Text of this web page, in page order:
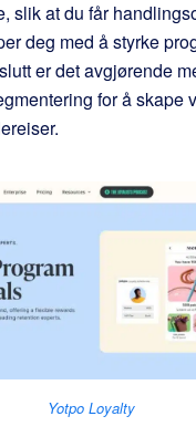
slik at du får
deg med å styrke
er det avgjørende
for å skape
Yotpo Loyalty